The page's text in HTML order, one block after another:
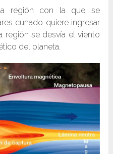
región con la que se
cunado quiere ingresar
región se desvía el viento
del planeta.